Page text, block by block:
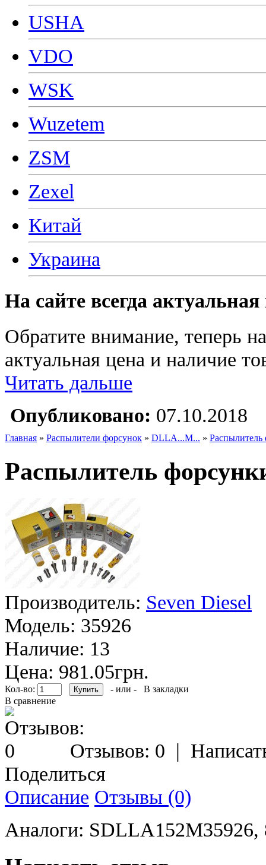
USHA
VDO
WSK
Wuzetem
ZSM
Zexel
Китай
Украина
На сайте всегда
Обратите внимание, теперь
актуальная цена и наличие
Читать дальше
Опубликовано: 07.10.2018
Главная » Распылители форсунок » DLLA...M... » Распылитель
Распылитель
Производитель: Seven Diesel
Модель: 35926
Наличие: 13
Цена: 981.05грн.
Кол-во: - или -
В закладки
В сравнение
Отзывов: 0 |
Поделиться
Описание Отзывы (0)
Аналоги: SDLLA152M35926,